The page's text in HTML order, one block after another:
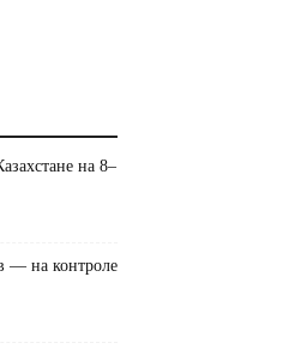
на 8–
— на контроле